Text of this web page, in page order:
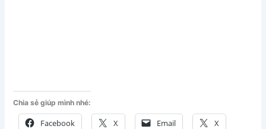
Chia sẻ giúp mình nhé:
Facebook X Email X